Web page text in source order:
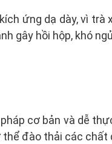
ứng dạ dày, vì trà
gây hồi hộp, khó
cơ bản và dễ
đào thải các